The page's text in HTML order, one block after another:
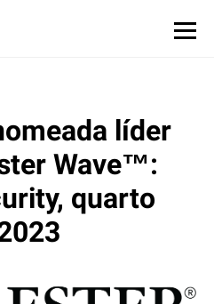
líder
Wave™:
quarto